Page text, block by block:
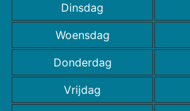
Dinsdag
Woensdag
Donderdag
Vrijdag